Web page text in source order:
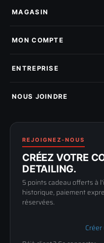
MAGASIN
Nos marques
Pads de polissage
Pièces détachées
MON COMPTE
Mes tickets SAV
Mon parrainage
Programme fidelite
ENTREPRISE
Compte pro
Politique de retour
Conditions générales
Mentions légales
Confidentialité
NOUS JOINDRE
89100 SENS
03 73 61 02 02
Lun-Ven
9h-12h / 14h-17h
REJOIGNEZ-NOUS
CRÉEZ VOTRE
DETAILING.
5 points cadeau offerts à
historique, paiement
réservées.